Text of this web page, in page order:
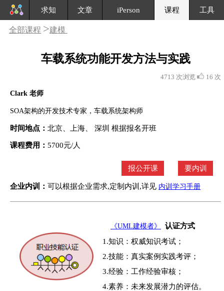
求知 文章 iPerson 课程 工具
全部课程 >建模
车载系统功能开发方法与实践
4713 次浏览 16 次
Clark 老师
SOA架构的开发技术专家，车载系统架构师
时间地点： 北京、上海、 深圳 根据报名开班
课程费用： 5700元/人
报公开课 要内训
企业内训： 可以根据企业需求,定制内训,详见 内训学习手册
《UML建模者》
认证方式
1.知识：权威知识考试；
2.技能：真实案例实践考评；
3.经验：工作经验审核；
4.素养：未来发展潜力的评估。